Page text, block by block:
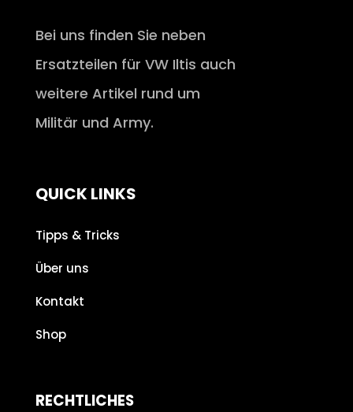
Bei uns finden Sie neben
Ersatzteilen für VW Iltis auch
weitere Artikel rund um
Militär und Army.
QUICK LINKS
Tipps & Tricks
Über uns
Kontakt
Shop
RECHTLICHES